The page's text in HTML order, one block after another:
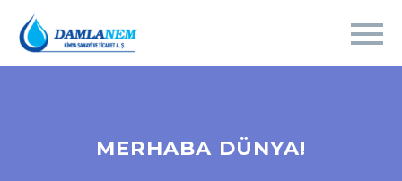
MERHABA DÜNYA!